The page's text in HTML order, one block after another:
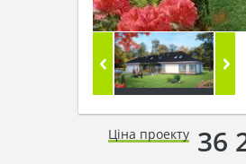
Ціна проекту 36